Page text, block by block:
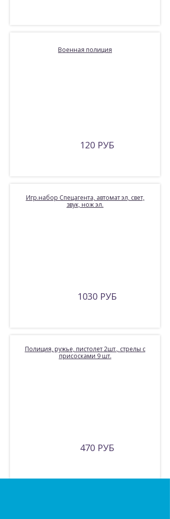
Военная полиция
120 РУБ
Игр.набор Спецагента, автомат эл, свет,
звук, нож эл.
1030 РУБ
Полиция, ружье, пистолет 2шт., стрелы с
присосками 9 шт.
470 РУБ